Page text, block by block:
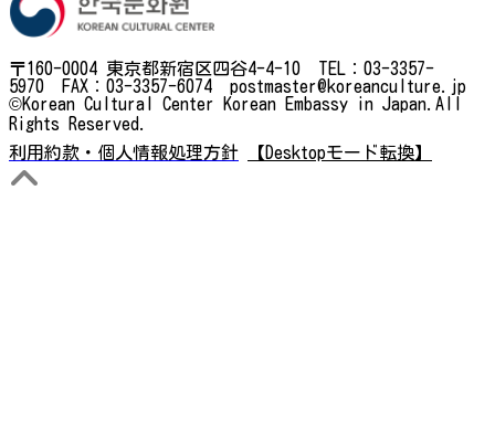
〒160-0004 東京都新宿区四谷4-4-10 TEL：03-3357-
5970 FAX：03-3357-6074 postmaster@koreanculture.jp
©Korean Cultural Center Korean Embassy in Japan.All
Rights Reserved.
利用約款・個人情報処理方針
【Desktopモード転換】